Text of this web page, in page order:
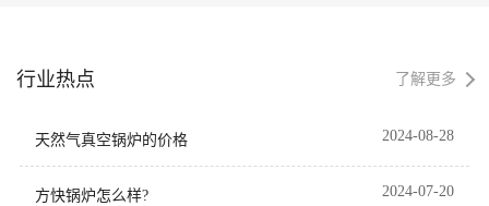
在满足高校多元化用热需求的
提供了高标准能源保障。
的运行表现，为当地居民提供
行业热点 了解更多
天然气真空锅炉的价格 2024-08-28
方快锅炉怎么样? 2024-07-20